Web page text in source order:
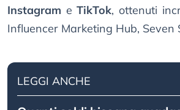
Instagram eTikTok, ottenuti
Influencer Marketing Hub, Seven
LEGGI ANCHE